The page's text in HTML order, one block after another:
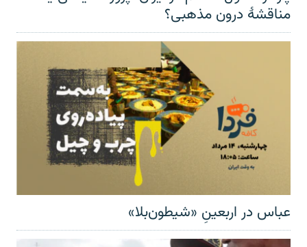
مناقشهٔ درون مذهبی؟
عباس در اربعینِ «شیطون‌بلا»